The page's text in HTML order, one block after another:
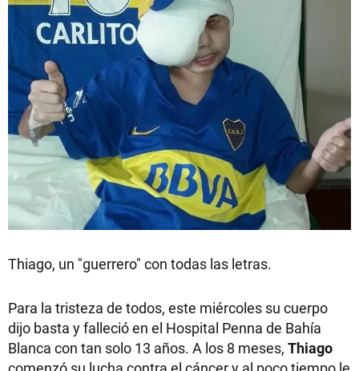
Thiago, un "guerrero" con todas las letras.
Para la tristeza de todos, este miércoles su cuerpo
dijo basta y falleció en el Hospital Penna de Bahía
Blanca con tan solo 13 años. A los 8 meses, Thiago